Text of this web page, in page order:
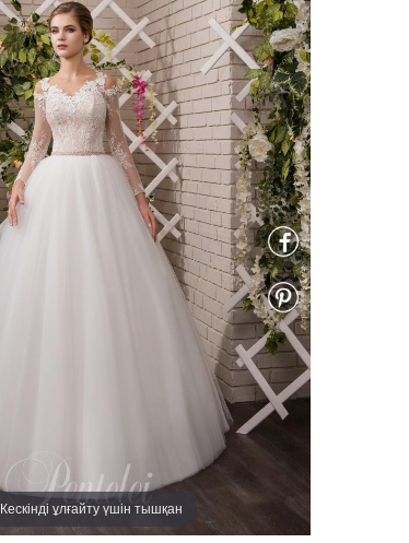
Кескінді ұлғайту үшін тышқан